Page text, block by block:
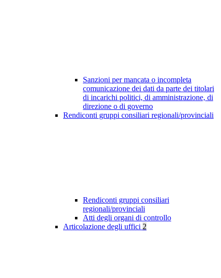
Sanzioni per mancata o incompleta
comunicazione dei dati da parte dei titolari
di incarichi politici, di amministrazione, di
direzione o di governo
Rendiconti gruppi consiliari regionali/provinciali
Rendiconti gruppi consiliari
regionali/provinciali
Atti degli organi di controllo
Articolazione degli uffici 2